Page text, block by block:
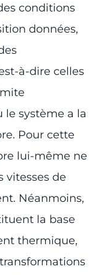
conditions
données,
à-dire celles
système a la
Pour cette
lui-même ne
vitesses de
Néanmoins,
la base
thermique,